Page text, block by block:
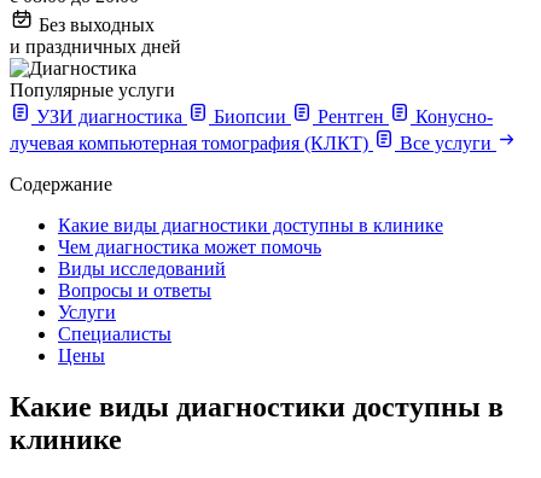
Без выходных
и праздничных дней
Популярные услуги
УЗИ диагностика
Биопсии Рентген
Конусно-
лучевая компьютерная томография (КЛКТ)
Все услуги
Содержание
Какие виды диагностики доступны в клинике
Чем диагностика может помочь
Виды исследований
Вопросы и ответы
Услуги
Специалисты
Цены
Какие виды диагностики доступны в
клинике